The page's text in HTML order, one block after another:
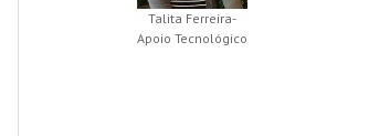
Talita Ferreira-
Apoio Tecnológico